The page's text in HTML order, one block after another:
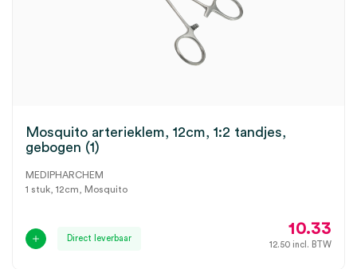
Mosquito arterieklem, 12cm, 1:2 tandjes,
gebogen (1)
MEDIPHARCHEM
1 stuk, 12cm, Mosquito
Direct leverbaar
10.33
12.50 incl. BTW